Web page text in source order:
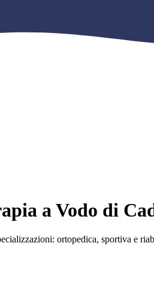
a Vodo di
ortopedica, sportiva e